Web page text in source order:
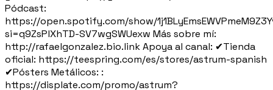
Pódcast:
https://open.spotify.com/show/
si=q9ZsPlXhTD-SV7wgSWUexw Más sobre mí:
http://rafaelgonzalez.bio.link Apoya al canal: ✔Tienda
oficial: https://teespring.com/es/stores/astrum-spanish
✔Pósters Metálicos: :
https://displate.com/promo/astrum?